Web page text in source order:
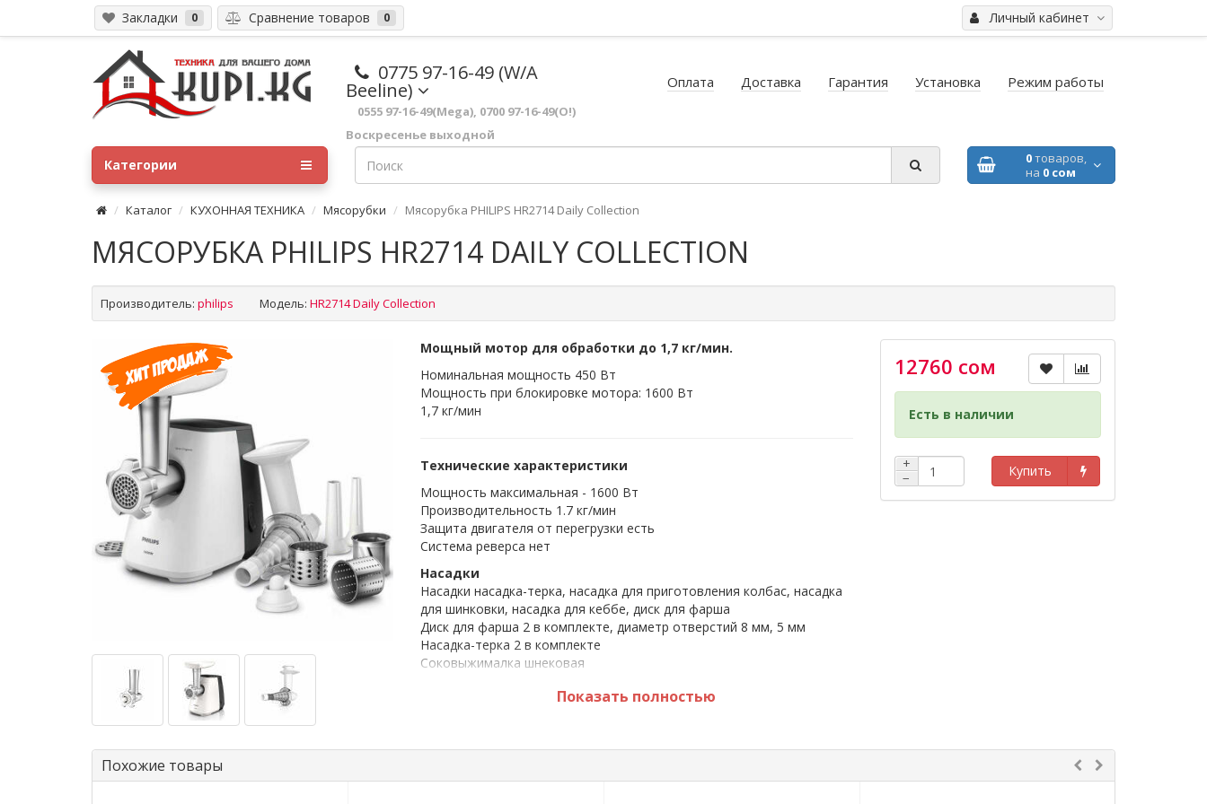
Личный кабинет
Закладки 0 Сравнение товаров 0
0775 97-16-49 (W/A
Beeline)
0555 97-16-49(Mega), 0700 97-16-49(O!)
Воскресенье выходной
Оплата Доставка Гарантия Установка Режим работы
0товаров,
на 0 сом
Категории
Каталог КУХОННАЯ ТЕХНИКА Мясорубки Мясорубка PHILIPS HR2714 Daily Collection
МЯСОРУБКА PHILIPS HR2714 DAILY COLLECTION
Производитель: philips Модель: HR2714 Daily Collection
Мощный мотор для обработки до 1,7 кг/мин.
Номинальная мощность 450 Вт
Мощность при блокировке мотора: 1600 Вт
1,7 кг/мин
Технические характеристики
Мощность максимальная - 1600 Вт
Производительность 1.7 кг/мин
Защита двигателя от перегрузки есть
Система реверса нет
Насадки
Насадки насадка-терка, насадка для приготовления колбас, насадка
для шинковки, насадка для кеббе, диск для фарша
Диск для фарша 2 в комплекте, диаметр отверстий 8 мм, 5 мм
Насадка-терка 2 в комплекте
Соковыжималка шнековая
Насадка для приготовления колбас 2 в комплекте
Длина сетевого шнура 1 м
Показать полностью
12760 сом
Есть в наличии
+
−
Купить
Похожие товары